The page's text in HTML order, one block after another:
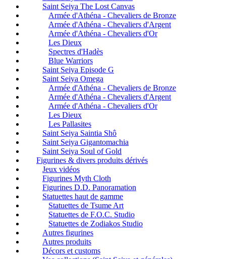
Saint Seiya The Lost Canvas
Armée d'Athéna - Chevaliers de Bronze
Armée d'Athéna - Chevaliers d'Argent
Armée d'Athéna - Chevaliers d'Or
Les Dieux
Spectres d'Hadès
Blue Warriors
Saint Seiya Episode G
Saint Seiya Omega
Armée d'Athéna - Chevaliers de Bronze
Armée d'Athéna - Chevaliers d'Argent
Armée d'Athéna - Chevaliers d'Or
Les Dieux
Les Pallasites
Saint Seiya Saintia Shô
Saint Seiya Gigantomachia
Saint Seiya Soul of Gold
Figurines & divers produits dérivés
Jeux vidéos
Figurines Myth Cloth
Figurines D.D. Panoramation
Statuettes haut de gamme
Statuettes de Tsume Art
Statuettes de F.O.C. Studio
Statuettes de Zodiakos Studio
Autres figurines
Autres produits
Décors et customs